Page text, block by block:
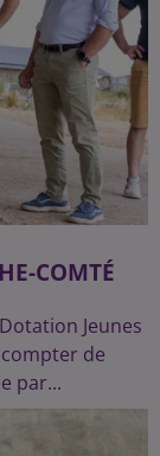
COMTÉ
Jeunes
compter de
par...